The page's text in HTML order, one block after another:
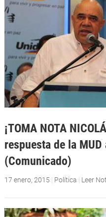
¡TOMA NOTA
respuesta de la
(Comunicado)
17 enero, 2015 | Política | Leer